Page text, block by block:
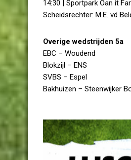
14:30 | Sportpark Oan it Far
Scheidsrechter: M.E. vd
Overige wedstrijden 5a
EBC – Woudend
Blokzijl – ENS
SVBS – Espel
Bakhuizen – Steenwijker